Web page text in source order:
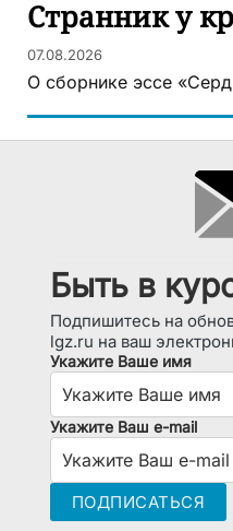
Странник у
07.08.2026
О сборнике эссе
Быть в
Подпишитесь на
lgz.ru на ваш
Укажите Ваше имя
Укажите Ваш e-mail